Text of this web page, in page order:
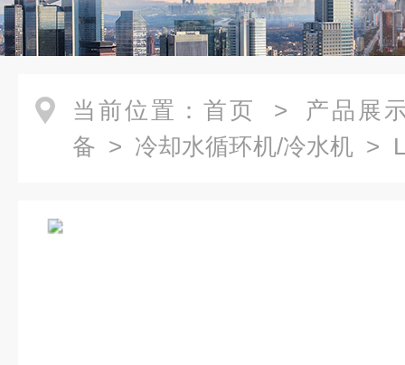
当前位置： 首页 > 产品展
备 > 冷却水循环机/冷水机 >